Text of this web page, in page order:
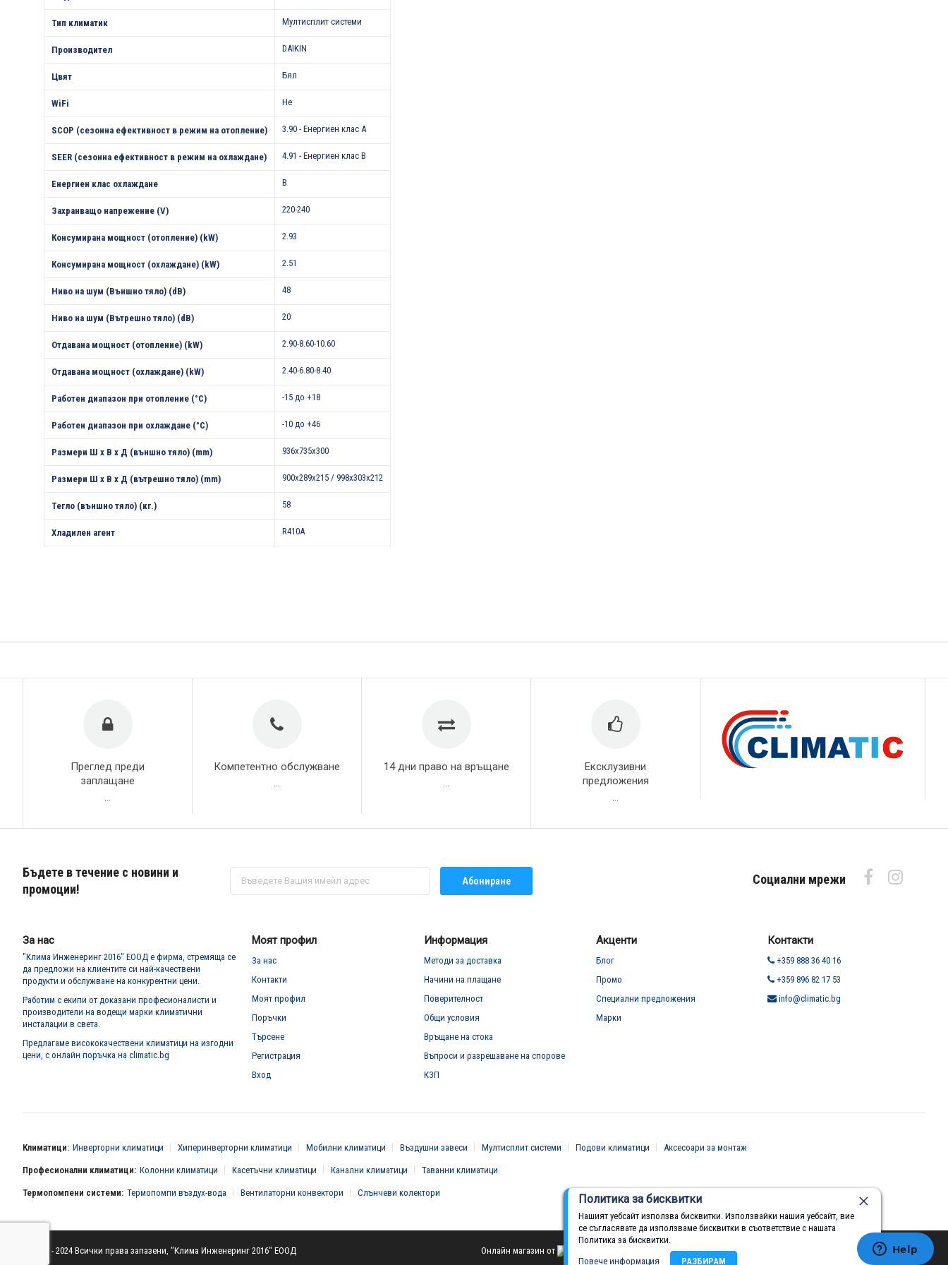
Политика за бисквитки
Нашият уебсайт използва бисквитки. Използвайки нашия уебсайт, вие
се съгласявате да използваме бисквитки в съответствие с нашата
Политика за бисквитки.
Повече информация
РАЗБИРАМ
Тип климатик Мултисплит системи
Производител DAIKIN
Цвят Бял
WiFi Не
SCOP (сезонна ефективност в режим на отопление) 3.90 - Енергиен клас A
SEER (сезонна ефективност в режим на охлаждане) 4.91 - Енергиен клас B
Енергиен клас охлаждане B
Захранващо напрежение (V) 220-240
Консумирана мощност (отопление) (kW) 2.93
Консумирана мощност (охлаждане) (kW) 2.51
Ниво на шум (Външно тяло) (dB) 48
Ниво на шум (Вътрешно тяло) (dB) 20
Отдавана мощност (отопление) (kW) 2.90-8.60-10.60
Отдавана мощност (охлаждане) (kW) 2.40-6.80-8.40
Работен диапазон при отопление (°С) -15 до +18
Работен диапазон при охлаждане (°С) -10 до +46
Размери Ш х В х Д (външно тяло) (mm) 936x735x300
Размери Ш х В х Д (вътрешно тяло) (mm) 900х289х215 / 998х303х212
Тегло (външно тяло) (кг.) 58
Хладилен агент R410A
Преглед преди
заплащане
Компетентно обслужване 14 дни право на връщане
Ексклузивни
предложения
Бъдете в течение с новини и
промоции!
Абонирай
за
Абониране Социални мрежи
За нас
"Клима Инженеринг 2016" ЕООД е фирма, стремяща се
да предложи на клиентите си най-качествени
продукти и обслужване на конкурентни цени.
Работим с екипи от доказани професионалисти и
производители на водещи марки климатични
инсталации в света.
Предлагаме висококачествени климатици на изгодни
цени, с онлайн поръчка на climatic.bg
Моят профил
За нас
Контакти
Моят профил
Поръчки
Търсене
Регистрация
Вход
Информация
Методи за доставка
Начини на плащане
Поверителност
Общи условия
Връщане на стока
Въпроси и разрешаване на спорове
КЗП
Акценти
Блог
Промо
Специални предложения
Марки
Контакти
+359 888 36 40 16
+359 896 82 17 53
info@climatic.bg
Климатици: Инверторни климатици Хиперинверторни климатици Мобилни климатици Въздушни завеси Мултисплит системи Подови климатици Аксесоари за монтаж
Професионални климатици: Колонни климатици Касетъчни климатици Канални климатици Таванни климатици
Термопомпени системи: Термопомпи въздух-вода Вентилаторни конвектори Слънчеви колектори
© 2016 - 2024 Всички права запазени, "Клима Инженеринг 2016" ЕООД Онлайн магазин от